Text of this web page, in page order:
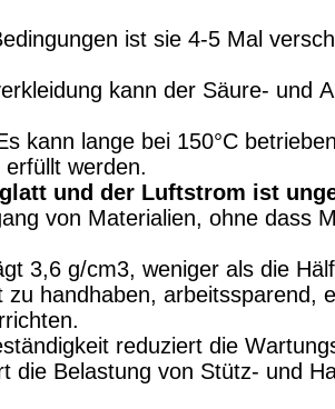
ist sie 4-5 Mal
kann der Säure- und
kann lange bei 150°C
werden.
und der Luftstrom ist
von Materialien, ohne dass
3,6 g/cm3, weniger als die
handhaben, arbeitssparend,
reduziert die
die Belastung von Stütz- und